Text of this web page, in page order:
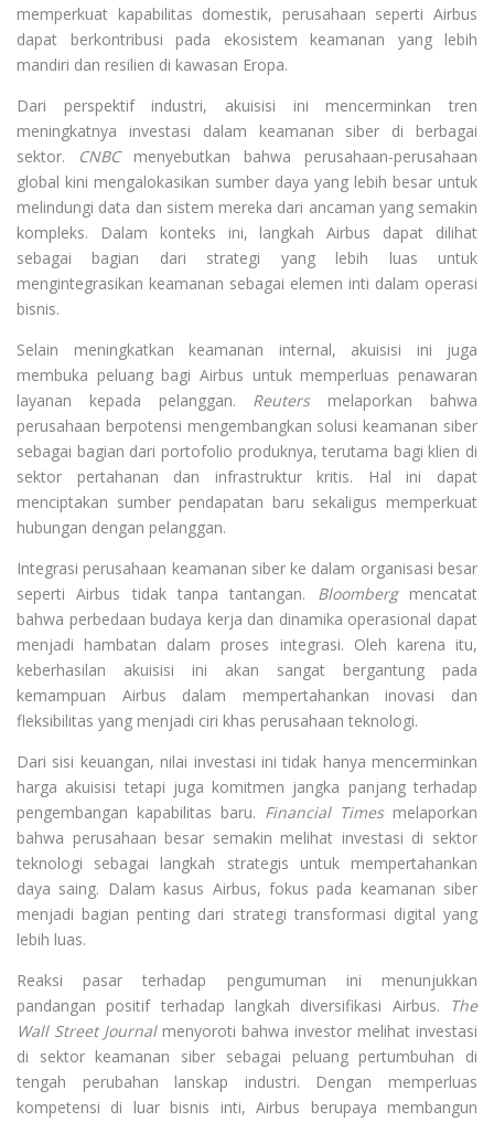
memperkuat kapabilitas domestik, perusahaan seperti Airbus
dapat berkontribusi pada ekosistem keamanan yang lebih
mandiri dan resilien di kawasan Eropa.
Dari perspektif industri, akuisisi ini mencerminkan tren
meningkatnya investasi dalam keamanan siber di berbagai
sektor.
CNBCmenyebutkan bahwa perusahaan-perusahaan
global kini mengalokasikan sumber daya yang lebih besar untuk
melindungi data dan sistem mereka dari ancaman yang semakin
kompleks. Dalam konteks ini, langkah Airbus dapat dilihat
sebagai bagian dari strategi yang lebih luas untuk
mengintegrasikan keamanan sebagai elemen inti dalam operasi
bisnis.
Selain meningkatkan keamanan internal, akuisisi ini juga
membuka peluang bagi Airbus untuk memperluas penawaran
layanan kepada pelanggan. Reutersmelaporkan bahwa
perusahaan berpotensi mengembangkan solusi keamanan siber
sebagai bagian dari portofolio produknya, terutama bagi klien di
sektor pertahanan dan infrastruktur kritis. Hal ini dapat
menciptakan sumber pendapatan baru sekaligus memperkuat
hubungan dengan pelanggan.
Integrasi perusahaan keamanan siber ke dalam organisasi besar
seperti Airbus tidak tanpa tantangan. Bloombergmencatat
bahwa perbedaan budaya kerja dan dinamika operasional dapat
menjadi hambatan dalam proses integrasi. Oleh karena itu,
keberhasilan akuisisi ini akan sangat bergantung pada
kemampuan Airbus dalam mempertahankan inovasi dan
fleksibilitas yang menjadi ciri khas perusahaan teknologi.
Dari sisi keuangan, nilai investasi ini tidak hanya mencerminkan
harga akuisisi tetapi juga komitmen jangka panjang terhadap
pengembangan kapabilitas baru. Financial Timesmelaporkan
bahwa perusahaan besar semakin melihat investasi di sektor
teknologi sebagai langkah strategis untuk mempertahankan
daya saing. Dalam kasus Airbus, fokus pada keamanan siber
menjadi bagian penting dari strategi transformasi digital yang
lebih luas.
Reaksi pasar terhadap pengumuman ini menunjukkan
pandangan positif terhadap langkah diversifikasi Airbus.
The
Wall Street Journalmenyoroti bahwa investor melihat investasi
di sektor keamanan siber sebagai peluang pertumbuhan di
tengah perubahan lanskap industri. Dengan memperluas
kompetensi di luar bisnis inti, Airbus berupaya membangun